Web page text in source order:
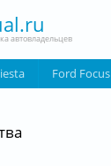
автовладельцев
Ford Focus